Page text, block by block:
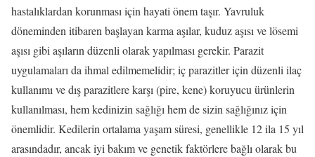
hastalıklardan korunması için hayati önem taşır. Yavruluk
döneminden itibaren başlayan karma aşılar, kuduz aşısı ve lösemi
aşısı gibi aşıların düzenli olarak yapılması gerekir. Parazit
uygulamaları da ihmal edilmemelidir; iç parazitler için düzenli ilaç
kullanımı ve dış parazitlere karşı (pire, kene) koruyucu ürünlerin
kullanılması, hem kedinizin sağlığı hem de sizin sağlığınız için
önemlidir. Kedilerin ortalama yaşam süresi, genellikle 12 ila 15 yıl
arasındadır, ancak iyi bakım ve genetik faktörlere bağlı olarak bu